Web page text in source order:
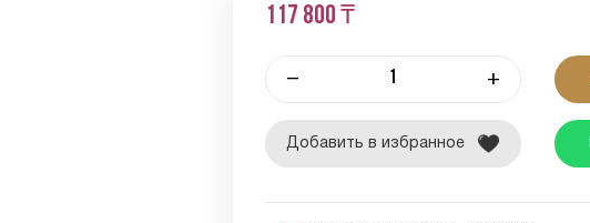
117 800 ₸
– +
Добавить в избранное